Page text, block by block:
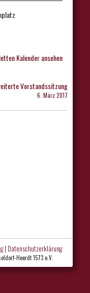
Kalender ansehen
Vorstandssitzung
6. März 2017
| Datenschutzerklärung
Heerdt 1573 e.V.